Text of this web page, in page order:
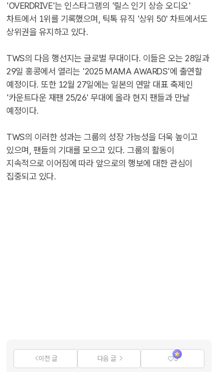
'OVERDRIVE'는 인스타그램의 '릴스 인기 상승 오디오'
차트에서 1위를 기록했으며, 틱톡 뮤직 '상위 50' 차트에서도
상위권을 유지하고 있다.
TWS의 다음 행선지는 글로벌 무대이다. 이들은 오는 28일과
29일 홍콩에서 열리는 '2025 MAMA AWARDS'에 출연할
예정이다. 또한 12월 27일에는 일본의 연말 대표 축제인
'카운트다운 재팬 25/26' 무대에 올라 현지 팬들과 만날
예정이다.
TWS의 이러한 성과는 그룹의 성장 가능성을 더욱 높이고
있으며, 팬들의 기대를 모으고 있다. 그룹의 활동이
지속적으로 이어짐에 따라 앞으로의 행보에 대한 관심이
집중되고 있다.
이전 글 다음 글 3